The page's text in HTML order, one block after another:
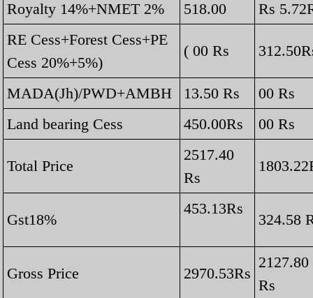
Royalty 14%+NMET 2%
518.00
Rs
RE Cess+Forest Cess+PE
Cess 20%+5%)
( 00 Rs
MADA(Jh)/PWD+AMBH 13.50 Rs
00 Rs
Land bearing Cess
450.00Rs 00 Rs
Total Price
2517.40
Rs
Gst18%
453.13Rs
324.58
Gross Price 2970.53Rs
2127.80
Rs